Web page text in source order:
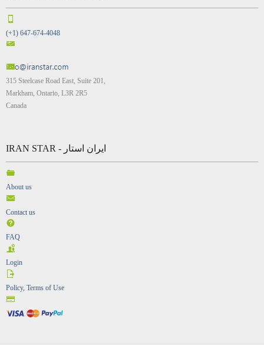
(+1) 647-674-4048
315 Steelcase Road East, Suite 201,
Markham, Ontario, L3R 2R5
Canada
IRAN STAR - ایران استار
About us
Contact us
FAQ
Login
Policy, Terms of Use